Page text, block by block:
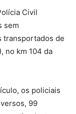
Civil
sem
transportados de
no km 104 da
os policiais
99